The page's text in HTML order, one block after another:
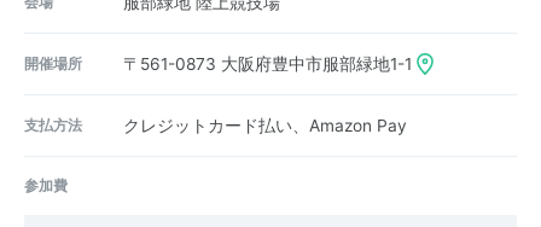
開催場所 〒561-0873 大阪府豊中市服部緑地1-1
支払方法 クレジットカード払い、Amazon Pay
参加費